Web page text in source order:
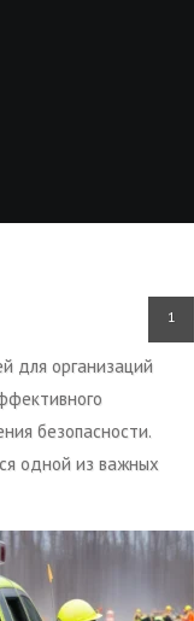
1
для организаций
безопасности.
одной из важных